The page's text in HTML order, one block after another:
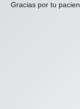
Gracias por tu